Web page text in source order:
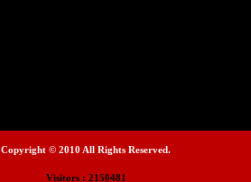
Copyright © 2010 All Rights Reserved.
Visitors : 2150481